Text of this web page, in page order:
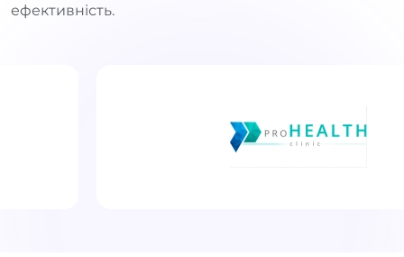
ефективність.